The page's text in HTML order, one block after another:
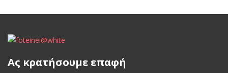
Ας κρατήσουμε επαφή